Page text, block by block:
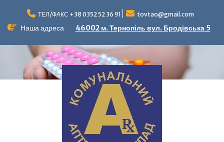
вмісту
ТЕЛ/ФАКС +38 0352 52 36 91 tovtao@gmail.com
Наша адреса 46002 м. Тернопіль вул. Бродівська 5